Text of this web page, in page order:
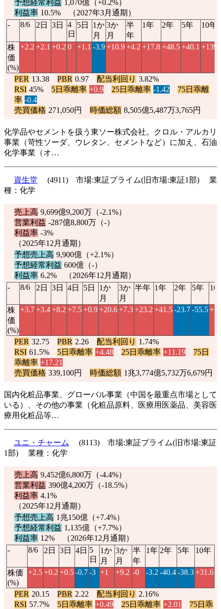
予想経常利益 1,070億（+0.2%）
利益率 10.5% （2027年3月通期）
-
8/6 2日 3日
4
日
5日
1か
月
3か
月
半
年
1年 2年 5年 10年
株
価
(%)
+2.2 +2.1 +0.2 0 +1.1 -3.9+10.9+4.2 +17.8+48.5+40.1
PER 13.38 PBR 0.97 配当利回り 3.82%
RSI 45% 5日乖離率 +0.9 25日乖離率 -1.42
75日乖離
率 -0.4
売買価格 271,050円 時価総額 8,505億5,487万3,765円
化学品やセメントを扱う東ソー株式会社。クロル・アルカリ
事業（苛性ソーダ、ウレタン、セメントなど）に加え、石油
化学事業（オ…
資生堂
(4911) 市場:東証プライム(旧市場:東証1部) 業
種：化学
売上高 9,699億9,200万（-2.1%）
営業利益 -287億8,800万（-）
利益率 -3%
（2025年12月通期）
予想売上高 9,900億（+2.1%）
予想経常利益 600億（-）
利益率 6.2% （2026年12月通期）
-
8/6 2日 3日 4日 5日
1か
月
3か
月
半年 1年 2年 5年 10
株
価
(%)
+3.7+3.4+8.2 +7.5+0.9+20.6+7.3+23.2 +41.5-23.7-55.5
PER 32.75 PBR 2.26 配当利回り 1.74%
RSI 61.5% 5日乖離率 +4.48 25日乖離率 +11.19
75日
乖離率 +17.21
売買価格 339,100円 時価総額 1兆3,774億5,732万6,679円
国内化粧品事業、グローバル事業（中国を最重点市場として
いる）、その他の事業（化粧品原料、医療用医薬品、美容医
療用化粧品等…
ユニ・チャーム
(8113) 市場:東証プライム(旧市場:東証
1部) 業種：化学
売上高 9,452億6,800万（-4.4%）
営業利益 390億4,200万（-18.5%）
利益率 4.1%
（2025年12月通期）
予想売上高 1兆150億（+7.4%）
予想経常利益 1,135億（+7.7%）
利益率 12% （2026年12月通期）
-
8/6 2日 3日 4日 5
日
1か
月
3か
月
半
年
1年 2年 5年 10年
株価
(%)
+2.5+0.2 +0.5-0.7-3 +1 +9.2 -0 -3.2 -40.4-38.3+31.6
PER 20.15 PBR 2.22 配当利回り 2.16%
RSI 57.7% 5日乖離率 +0.49 25日乖離率 +2.01
75日乖